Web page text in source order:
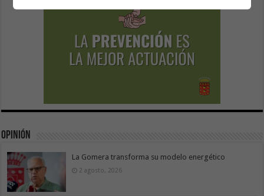
Opinión
La Gomera transforma su modelo energético
2 agosto, 2026